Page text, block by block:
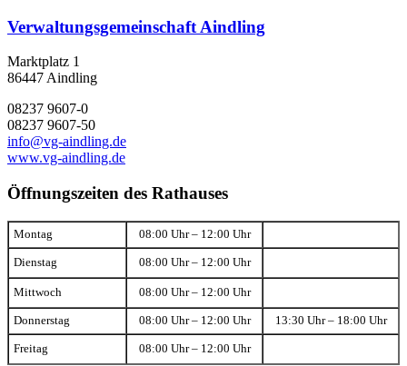
Verwaltungsgemeinschaft Aindling
Marktplatz 1
86447 Aindling
08237 9607-0
08237 9607-50
info@vg-aindling.de
www.vg-aindling.de
Öffnungszeiten des Rathauses
Montag 08:00 Uhr – 12:00 Uhr
Dienstag 08:00 Uhr – 12:00 Uhr
Mittwoch 08:00 Uhr – 12:00 Uhr
Donnerstag 08:00 Uhr – 12:00 Uhr 13:30 Uhr – 18:00 Uhr
Freitag 08:00 Uhr – 12:00 Uhr